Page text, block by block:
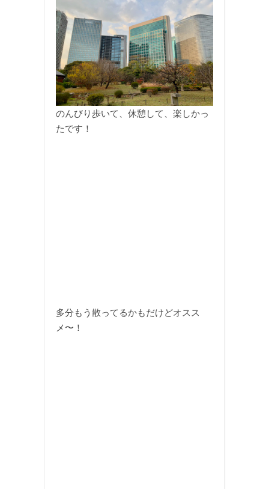
のんびり歩いて、休憩して、楽しかっ
たです！
多分もう散ってるかもだけどオスス
メ〜！